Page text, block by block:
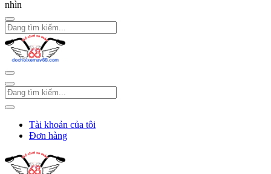
nhìn
Tài khoản của tôi
Đơn hàng